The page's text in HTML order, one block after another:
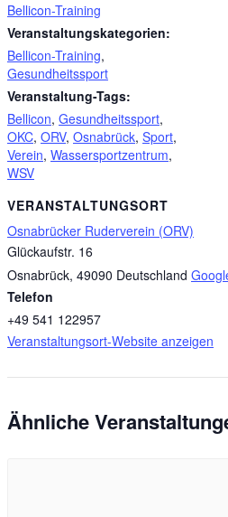
Bellicon-Training
Veranstaltungskategorien:
Bellicon-Training,
Gesundheitssport
Veranstaltung-Tags:
Bellicon, Gesundheitssport,
OKC, ORV, Osnabrück, Sport,
Verein, Wassersportzentrum,
WSV
VERANSTALTUNGSORT
Osnabrücker Ruderverein (ORV)
Glückaufstr. 16
Osnabrück, 49090 Deutschland
Telefon
+49 541 122957
Veranstaltungsort-Website anzeigen
Ähnliche